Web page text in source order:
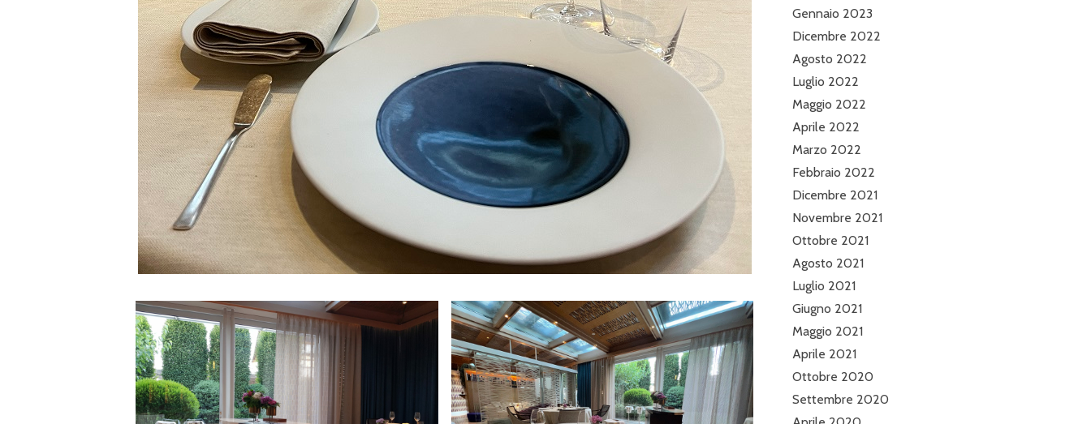
Gennaio 2023
Dicembre 2022
Agosto 2022
Luglio 2022
Maggio 2022
Aprile 2022
Marzo 2022
Febbraio 2022
Dicembre 2021
Novembre 2021
Ottobre 2021
Agosto 2021
Luglio 2021
Giugno 2021
Maggio 2021
Aprile 2021
Ottobre 2020
Settembre 2020